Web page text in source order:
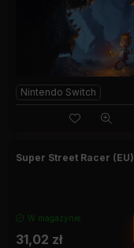
Nintendo Switch
Super Street Racer (EU)
W magazynie
31,02 zł